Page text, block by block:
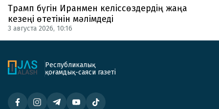
Трамп бүгін Иранмен келіссөздердің жаңа
кезеңі өтетінін мәлімдеді
3 августа 2026, 10:16
Республикалық
қоғамдық-саяси газеті